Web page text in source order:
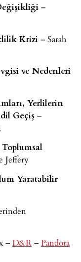
–
Krizi – Sarah
ve Nedenleri
Yerlilerin
Geçiş –
Jeffery
Yaratabilir
– D&R – Pandora